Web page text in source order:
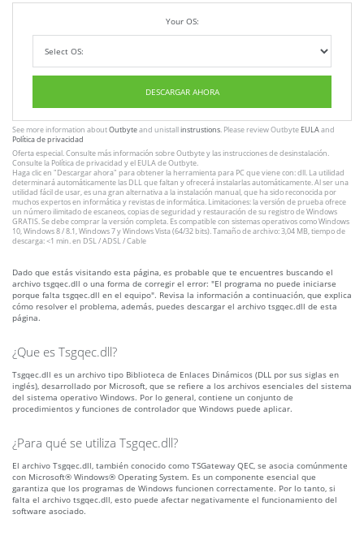
Your OS:
DESCARGAR AHORA
See more information aboutOutbyteand unistallinstrustions. Please review Outbyte EULAand
Política de privacidad
Oferta especial. Consulte más información sobreOutbytey las instruccionesde desinstalación.
Consultela Política de privacidad y el EULAde Outbyte.
Haga clic en "Descargar ahora" para obtener la herramienta para PC que viene con: dll. La utilidad
determinará automáticamente las DLL que faltan y ofrecerá instalarlas automáticamente. Al ser una
utilidad fácil de usar, es una gran alternativa a la instalación manual, que ha sido reconocida por
muchos expertos en informática y revistas de informática. Limitaciones: la versión de prueba ofrece
un número ilimitado de escaneos, copias de seguridad y restauración de su registro de Windows
GRATIS. Se debe comprar la versión completa. Es compatible con sistemas operativos como Windows
10, Windows 8 / 8.1, Windows 7 y Windows Vista (64/32 bits). Tamaño de archivo: 3,04 MB, tiempo de
descarga: <1 min. en DSL / ADSL / Cable
Dado que estás visitando esta página, es probable que te encuentres buscando el
archivo tsgqec.dll o una forma de corregir el error: "El programa no puede iniciarse
porque falta tsgqec.dll en el equipo". Revisa la información a continuación, que explica
cómo resolver el problema, además, puedes descargar el archivo tsgqec.dll de esta
página.
¿Que es Tsgqec.dll?
Tsgqec.dll es un archivo tipo Biblioteca de Enlaces Dinámicos (DLL por sus siglas en
inglés), desarrollado por Microsoft, que se refiere a los archivos esenciales del sistema
del sistema operativo Windows. Por lo general, contiene un conjunto de
procedimientos y funciones de controlador que Windows puede aplicar.
¿Para qué se utiliza Tsgqec.dll?
El archivo Tsgqec.dll, también conocido como TSGateway QEC, se asocia comúnmente
con Microsoft® Windows® Operating System. Es un componente esencial que
garantiza que los programas de Windows funcionen correctamente. Por lo tanto, si
falta el archivo tsgqec.dll, esto puede afectar negativamente el funcionamiento del
software asociado.